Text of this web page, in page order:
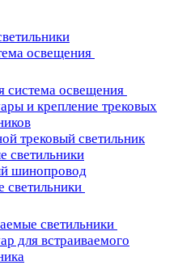
освещения
система освещения
и крепление трековых
трековый светильник
светильники
шинопровод
светильники
светильники
для встраиваемого